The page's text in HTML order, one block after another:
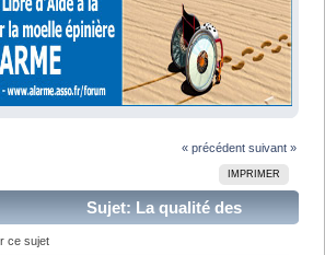
« précédent suivant »
IMPRIMER
Sujet: La qualité des
libre. Action collective? (Lu
ce sujet